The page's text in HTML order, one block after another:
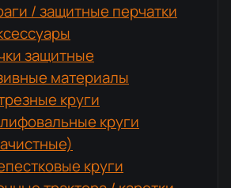
/ защитные перчатки
защитные
материалы
круги
круги
круги